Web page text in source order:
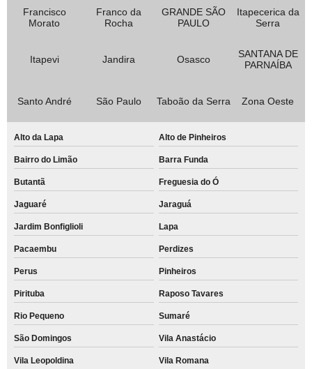
Francisco
Morato
Franco da
Rocha
GRANDE SÃO
PAULO
Itapecerica da
Serra
Itapevi Jandira Osasco
SANTANA DE
PARNAÍBA
Santo André São Paulo Taboão da Serra Zona Oeste
Alto da Lapa Alto de Pinheiros
Bairro do Limão Barra Funda
Butantã Freguesia do Ó
Jaguaré Jaraguá
Jardim Bonfiglioli Lapa
Pacaembu Perdizes
Perus Pinheiros
Pirituba Raposo Tavares
Rio Pequeno Sumaré
São Domingos Vila Anastácio
Vila Leopoldina Vila Romana